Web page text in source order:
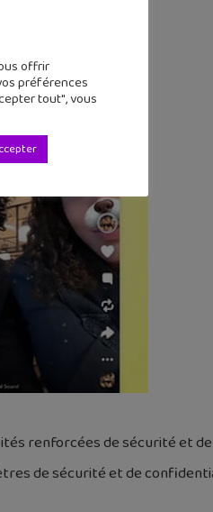
renforcées de sécurité et
de sécurité et de
offrir
préférences
tout", vous